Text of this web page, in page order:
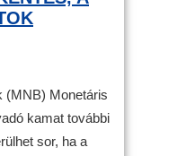
(MNB) Monetáris
kamat további
sor, ha a